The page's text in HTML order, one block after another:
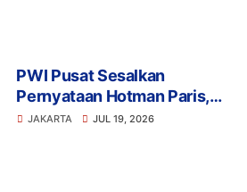
PWI Pusat Sesalkan
Pernyataan Hotman Paris,
Minta Hormati Martabat
JAKARTA JUL 19, 2026